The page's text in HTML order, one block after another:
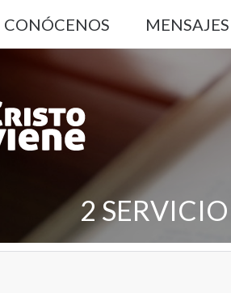
CONÓCENOS MENSAJES
2